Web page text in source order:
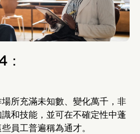
所充滿未知數、變化萬千，非
和技能，並可在不確定性中蓬
員工普遍稱為通才。